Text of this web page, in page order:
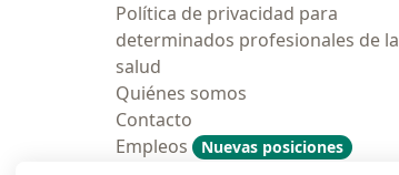
Política de privacidad para
determinados profesionales de la
salud
Quiénes somos
Contacto
Empleos
Nuevas posiciones